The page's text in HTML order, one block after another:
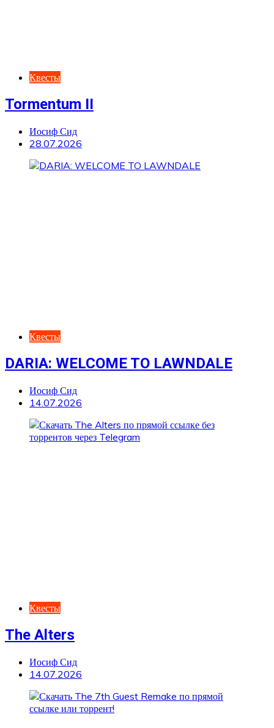
Квесты
Tormentum II
Иосиф Сид
28.07.2026
Квесты
DARIA: WELCOME TO LAWNDALE
Иосиф Сид
14.07.2026
Квесты
The Alters
Иосиф Сид
14.07.2026